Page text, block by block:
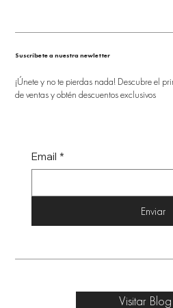
Suscríbete a nuestra newletter
¡Únete y no te pierdas nada! Descubre el
de ventas y obtén descuentos exclusivos
Email *
Enviar
Visitar Blog